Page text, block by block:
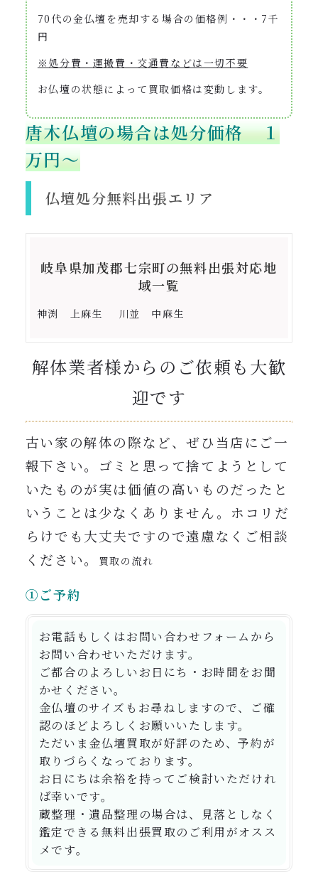
70代の金仏壇を売却する場合の価格例・・・7千
円
※処分費・運搬費・交通費などは一切不要
お仏壇の状態によって買取価格は変動します。
唐木仏壇の場合は処分価格 １
万円〜
仏壇処分無料出張エリア
岐阜県加茂郡七宗町の無料出張対応地
域一覧
神渕 上麻生 川並 中麻生
解体業者様からのご依頼も大歓
迎です
古い家の解体の際など、ぜひ当店にご一
報下さい。ゴミと思って捨てようとして
いたものが実は価値の高いものだったと
いうことは少なくありません。ホコリだ
らけでも大丈夫ですので遠慮なくご相談
ください。
買取の流れ
①ご予約
お電話もしくはお問い合わせフォームから
お問い合わせいただけます。
ご都合のよろしいお日にち・お時間をお聞
かせください。
金仏壇のサイズもお尋ねしますので、ご確
認のほどよろしくお願いいたします。
ただいま金仏壇買取が好評のため、予約が
取りづらくなっております。
お日にちは余裕を持ってご検討いただけれ
ば幸いです。
蔵整理・遺品整理の場合は、見落としなく
鑑定できる無料出張買取のご利用がオスス
メです。